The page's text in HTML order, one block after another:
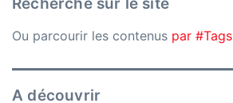
Recherche sur le site
Ou parcourir les contenus par #Tags
A découvrir